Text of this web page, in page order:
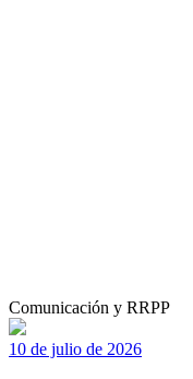
Comunicación y RRPP
10 de julio de 2026